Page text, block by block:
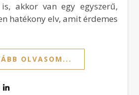
akkor van egy egyszerű,
hatékony elv, amit érdemes
OLVASOM...